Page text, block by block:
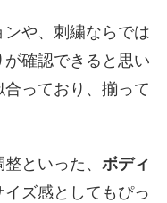
や、刺繍ならでは
確認できると思い
っており、揃って
といった、 ボディ
ズ感としてもぴっ